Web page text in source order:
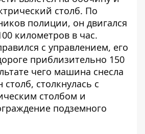
столб. По
полиции, он двигался
километров в час.
с управлением, его
приблизительно 150
чего машина снесла
столкнулась с
столбом и
подземного